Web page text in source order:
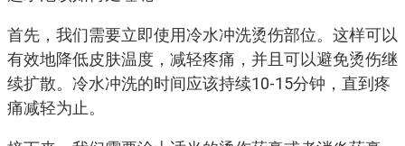
首先，我们需要立即使用冷水冲洗烫伤部位。这样可以
有效地降低皮肤温度，减轻疼痛，并且可以避免烫伤继
续扩散。冷水冲洗的时间应该持续10-15分钟，直到疼
痛减轻为止。